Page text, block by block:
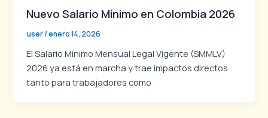
Nuevo Salario Mínimo en Colombia 2026
user/enero 14, 2026
El Salario Mínimo Mensual Legal Vigente (SMMLV)
2026 ya está en marcha y trae impactos directos
tanto para trabajadores como